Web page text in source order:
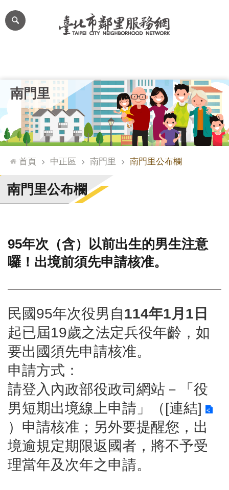
跳到主要內容區塊
網
站
台
通
臺
北
市
門
牌
整
檢
系
化
局
文
化
資
產
臺
北
市
區
里
南門里
首頁 中正區 南門里 南門里公布欄
南門里公布欄
95年次（含）以前出生的男生注意
囉！出境前須先申請核准。
民國95年次役男自114年1月1日
起已屆19歲之法定兵役年齡，如
要出國須先申請核准。
申請方式：
請登入內政部役政司網站－「役
男短期出境線上申請」（[連結]
） 申請核准；另外要提醒您，出
境逾規定期限返國者，將不予受
理當年及次年之申請。